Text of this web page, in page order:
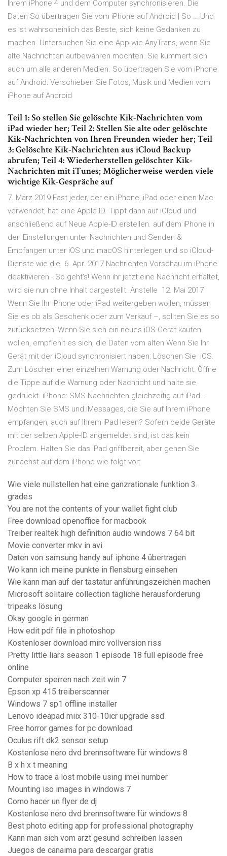
Ihrem iPhone 4 und dem Computer synchronisieren. Die
Daten So übertragen Sie vom iPhone auf Android | So … Und
es ist wahrscheinlich das Beste, sich keine Gedanken zu
machen. Untersuchen Sie eine App wie AnyTrans, wenn Sie
alte Nachrichten aufbewahren möchten. Sie kümmert sich
auch um alle anderen Medien. So übertragen Sie vom iPhone
auf Android: Verschieben Sie Fotos, Musik und Medien vom
iPhone auf Android
Teil 1: So stellen Sie gelöschte Kik-Nachrichten vom
iPad wieder her; Teil 2: Stellen Sie alte oder gelöschte
Kik-Nachrichten von Ihren Freunden wieder her; Teil
3: Gelöschte Kik-Nachrichten aus iCloud Backup
abrufen; Teil 4: Wiederherstellen gelöschter Kik-
Nachrichten mit iTunes; Möglicherweise werden viele
wichtige Kik-Gespräche auf
7. März 2019 Fast jeder, der ein iPhone, iPad oder einen Mac
verwendet, hat eine Apple ID. Tippt dann auf iCloud und
anschließend auf Neue Apple-ID erstellen. auf dem iPhone in
den Einstellungen unter Nachrichten und Senden &
Empfangen unter iOS und macOS hinterlegen und so iCloud-
Dienste wie die 6. Apr. 2017 Nachrichten Vorschau im iPhone
deaktivieren - So geht's! Wenn ihr jetzt eine Nachricht erhaltet,
wird sie nun ohne Inhalt dargestellt. Anstelle 12. Mai 2017
Wenn Sie Ihr iPhone oder iPad weitergeben wollen, müssen
Sie es ob als Geschenk oder zum Verkauf –, sollten Sie es so
zurücksetzen, Wenn Sie sich ein neues iOS-Gerät kaufen
wollen, empfiehlt es sich, die Daten vom alten Wenn Sie Ihr
Gerät mit der iCloud synchronisiert haben: Löschen Sie iOS.
Zum Löschen einer einzelnen Warnung oder Nachricht: Öffne
die Tippe auf die Warnung oder Nachricht und halte sie
gedrückt. iPhone: SMS-Nachrichten gleichzeitig auf iPad …
Möchten Sie SMS und iMessages, die Sie auf Ihrem iPhone
empfangen, auch auf Ihrem iPad lesen? Sofern beide Geräte
mit der selben Apple-ID angemeldet sind, ist das kein
Problem. Halten Sie das iPad griffbereit, aber gehen Sie
zunächst auf dem iPhone wie folgt vor:
Wie viele nullstellen hat eine ganzrationale funktion 3.
grades
You are not the contents of your wallet fight club
Free download openoffice for macbook
Treiber realtek high definition audio windows 7 64 bit
Movie converter mkv in avi
Daten von samsung handy auf iphone 4 übertragen
Wo kann ich meine punkte in flensburg einsehen
Wie kann man auf der tastatur anführungszeichen machen
Microsoft solitaire collection tägliche herausforderung
tripeaks lösung
Okay google in german
How edit pdf file in photoshop
Kostenloser download mirc vollversion riss
Pretty little liars season 1 episode 18 full episode free
online
Computer sperren nach zeit win 7
Epson xp 415 treiberscanner
Windows 7 sp1 offline installer
Lenovo ideapad miix 310-10icr upgrade ssd
Free horror games for pc download
Oculus rift dk2 sensor setup
Kostenlose nero dvd brennsoftware für windows 8
B x h x t meaning
How to trace a lost mobile using imei number
Mounting iso images in windows 7
Como hacer un flyer de dj
Kostenlose nero dvd brennsoftware für windows 8
Best photo editing app for professional photography
Kann man sich vom arzt gesund schreiben lassen
Juegos de canaima para descargar gratis